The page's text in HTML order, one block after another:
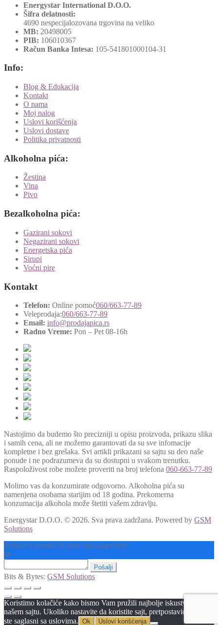
Energystar International D.O.O.
Šifra delatnosti:
4690 nespecijalozovana trgovina na veliko
MB: 20498005
PIB: 106010367
Račun Banka Intesa: 105-541801000104-31
Info:
Blog & Edukacija
Kontakt
O nama
Moj nalog
Uslovi korišćenja
Uslovi dostave
Politika privatnosti
Alkoholna pića:
Žestina
Vina
Pivo
Bezalkoholna pića:
Gazirani sokovi
Negazirani sokovi
Energetska pića
Sirupi
Voćni pire
Kontakt
Telefon: Online pomoć060/663-77-89
Veleprodaja:060/663-77-89
Email: info@prodajapica.rs
Radno Vreme: Pon – Pet 08-16h
Nastojimo da budemo što precizniji u opisu proizvoda, prikazu slika
i samih cena, ali ne možemo garantovati da su sve infomacije
kompletne i bez grešaka. Svi artikli prikazani sa sajtu su deo naše
ponude i ne podrazumeva da su dostupni u svakom trenutku.
Raspoloživost robe možete proveriti na broj telefona 060-663-77-89
Molimo vas da konzumirate odgovorno. Alkoholna pića su
namenjena osobama starijim od 18 godina. Prekomerna
konzumacija alkohola može štetiti vašem zdravlju.
Energystar D.O.O. © 2026. Sva prava zadržana. Powered by GSM
Solutions
Treba li ti pomoć ili savet oko kupovine?
↺ −
Pošalji
Bits & Bytes: GSM Solutions
Koristimo kolačiće kako bismo Vam pružili najbolje iskustvo na
našem sajtu. Ukoliko nastavite da koristite sajt, pretpostavićemo da
ste saglasni sa uslovima. Ok Uslovi korišćenja